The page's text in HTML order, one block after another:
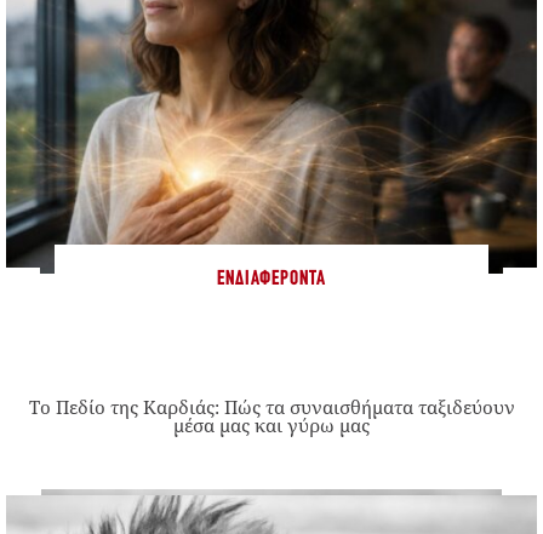
ΕΝΔΙΑΦΈΡΟΝΤΑ
Το Πεδίο της Καρδιάς: Πώς τα συναισθήματα ταξιδεύουν
μέσα μας και γύρω μας